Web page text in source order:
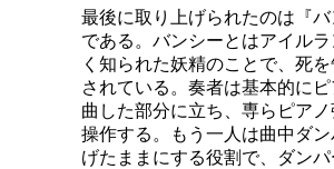
最後に取り上げられたのは『バ
である。バンシーとはアイルラ
く知られた妖精のことで、死を
されている。奏者は基本的に
曲した部分に立ち、専らピア
操作する。もう一人は曲中ダン
げたままにする役割で、ダン